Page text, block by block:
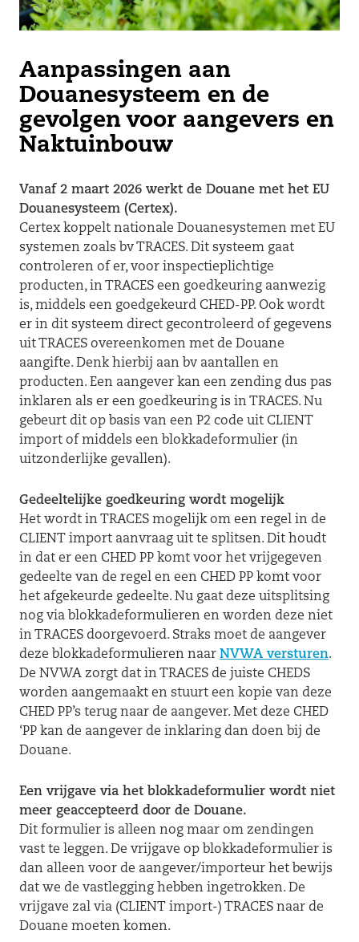
Aanpassingen aan
Douanesysteem en de
gevolgen voor aangevers en
Naktuinbouw
Vanaf 2 maart 2026 werkt de Douane met het EU
Douanesysteem (Certex).
Certex koppelt nationale Douanesystemen met EU
systemen zoals bv TRACES. Dit systeem gaat
controleren of er, voor inspectieplichtige
producten, in TRACES een goedkeuring aanwezig
is, middels een goedgekeurd CHED-PP. Ook wordt
er in dit systeem direct gecontroleerd of gegevens
uit TRACES overeenkomen met de Douane
aangifte. Denk hierbij aan bv aantallen en
producten. Een aangever kan een zending dus pas
inklaren als er een goedkeuring is in TRACES. Nu
gebeurt dit op basis van een P2 code uit CLIENT
import of middels een blokkadeformulier (in
uitzonderlijke gevallen).
Gedeeltelijke goedkeuring wordt mogelijk
Het wordt in TRACES mogelijk om een regel in de
CLIENT import aanvraag uit te splitsen. Dit houdt
in dat er een CHED PP komt voor het vrijgegeven
gedeelte van de regel en een CHED PP komt voor
het afgekeurde gedeelte. Nu gaat deze uitsplitsing
nog via blokkadeformulieren en worden deze niet
in TRACES doorgevoerd. Straks moet de aangever
deze blokkadeformulieren naar NVWA versturen.
De NVWA zorgt dat in TRACES de juiste CHEDS
worden aangemaakt en stuurt een kopie van deze
CHED PP’s terug naar de aangever. Met deze CHED
‘PP kan de aangever de inklaring dan doen bij de
Douane.
Een vrijgave via het blokkadeformulier wordt niet
meer geaccepteerd door de Douane.
Dit formulier is alleen nog maar om zendingen
vast te leggen. De vrijgave op blokkadeformulier is
dan alleen voor de aangever/importeur het bewijs
dat we de vastlegging hebben ingetrokken. De
vrijgave zal via (CLIENT import-) TRACES naar de
Douane moeten komen.